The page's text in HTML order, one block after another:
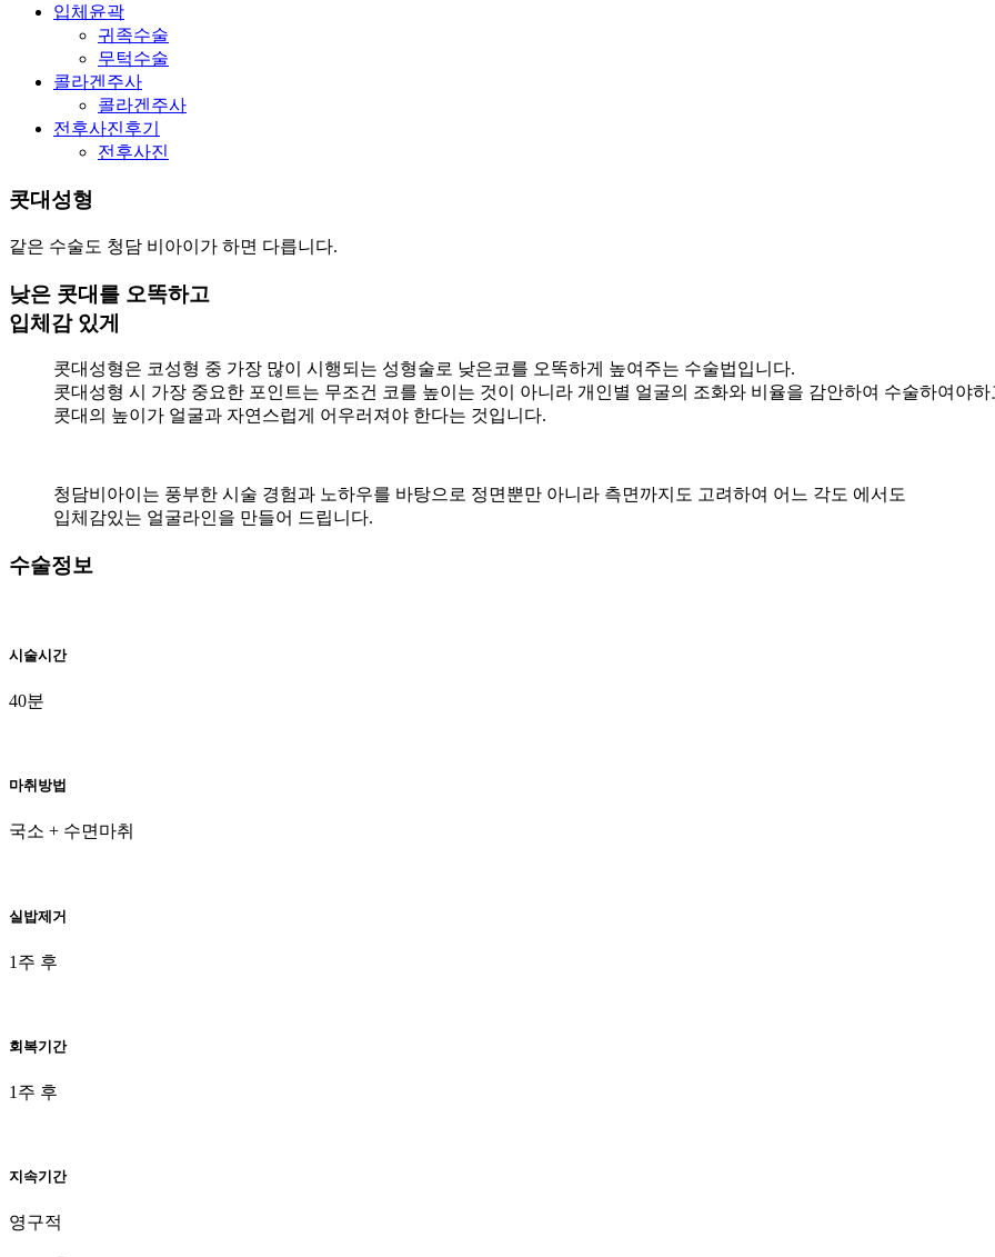
입체윤곽
귀족수술
무턱수술
콜라겐주사
콜라겐주사
전후사진후기
전후사진
콧대성형
같은 수술도 청담 비아이가 하면 다릅니다.
낮은 콧대를 오똑하고
입체감 있게
콧대성형은 코성형 중 가장 많이 시행되는 성형술로 낮은코를 오똑하게 높여주는 수술법입니다.
콧대성형 시 가장 중요한 포인트는 무조건 코를 높이는 것이 아니라 개인별 얼굴의 조화와 비율을 감안하여 수술하여야하
콧대의 높이가 얼굴과 자연스럽게 어우러져야 한다는 것입니다.
청담비아이는 풍부한 시술 경험과 노하우를 바탕으로 정면뿐만 아니라 측면까지도 고려하여 어느 각도 에서도
입체감있는 얼굴라인을 만들어 드립니다.
수술정보
시술시간
40분
마취방법
국소 + 수면마취
실밥제거
1주 후
회복기간
1주 후
지속기간
영구적